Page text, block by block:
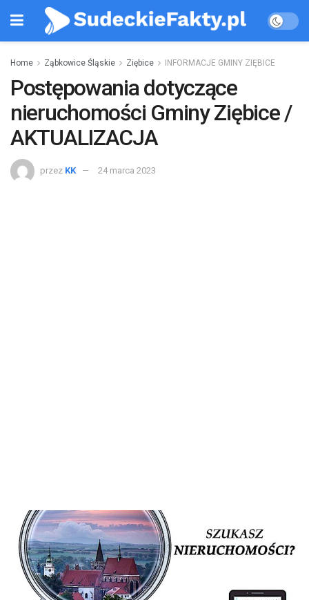
Home Ząbkowice Śląskie Ziębice INFORMACJE GMINY ZIĘBICE
Postępowania dotyczące
nieruchomości Gminy Ziębice /
AKTUALIZACJA
przez KK 24 marca 2023